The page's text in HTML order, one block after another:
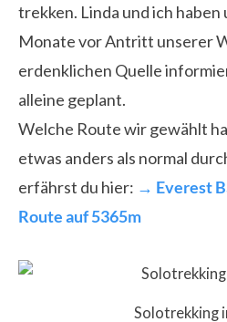
trekken. Linda und ich haben
Monate vor Antritt unserer
erdenklichen Quelle
alleine geplant.
Welche Route wir gewählt
etwas anders als normal
erfährst du hier: → Everest
Route auf 5365m
Solotrekking